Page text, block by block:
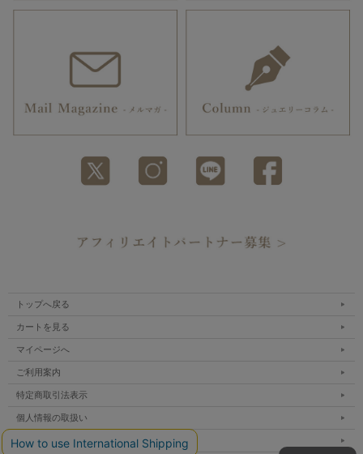
トップへ戻る
カートを見る
マイページへ
ご利用案内
特定商取引法表示
個人情報の取扱い
サイトマップ